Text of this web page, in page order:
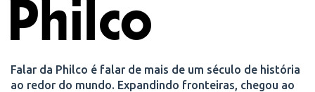
Falar da Philco é falar de mais de um século de história
ao redor do mundo. Expandindo fronteiras, chegou ao